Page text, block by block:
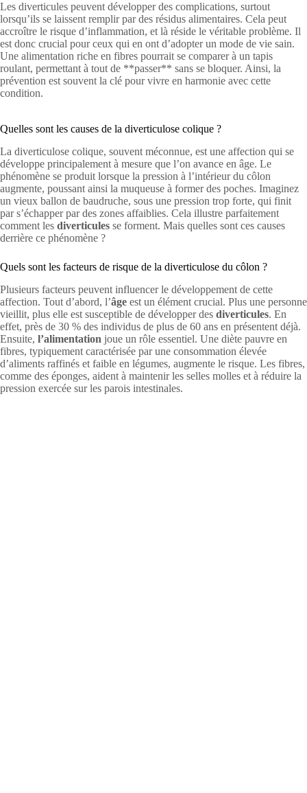
Les diverticules peuvent développer des complications, surtout
lorsqu’ils se laissent remplir par des résidus alimentaires. Cela peut
accroître le risque d’inflammation, et là réside le véritable problème. Il
est donc crucial pour ceux qui en ont d’adopter un mode de vie sain.
Une alimentation riche en fibres pourrait se comparer à un tapis
roulant, permettant à tout de **passer** sans se bloquer. Ainsi, la
prévention est souvent la clé pour vivre en harmonie avec cette
condition.
Quelles sont les causes de la diverticulose colique ?
La diverticulose colique, souvent méconnue, est une affection qui se
développe principalement à mesure que l’on avance en âge. Le
phénomène se produit lorsque la pression à l’intérieur du côlon
augmente, poussant ainsi la muqueuse à former des poches. Imaginez
un vieux ballon de baudruche, sous une pression trop forte, qui finit
par s’échapper par des zones affaiblies. Cela illustre parfaitement
comment les diverticules se forment. Mais quelles sont ces causes
derrière ce phénomène ?
Quels sont les facteurs de risque de la diverticulose du côlon ?
Plusieurs facteurs peuvent influencer le développement de cette
affection. Tout d’abord, l’âge est un élément crucial. Plus une personne
vieillit, plus elle est susceptible de développer des diverticules. En
effet, près de 30 % des individus de plus de 60 ans en présentent déjà.
Ensuite, l’alimentation joue un rôle essentiel. Une diète pauvre en
fibres, typiquement caractérisée par une consommation élevée
d’aliments raffinés et faible en légumes, augmente le risque. Les fibres,
comme des éponges, aident à maintenir les selles molles et à réduire la
pression exercée sur les parois intestinales.